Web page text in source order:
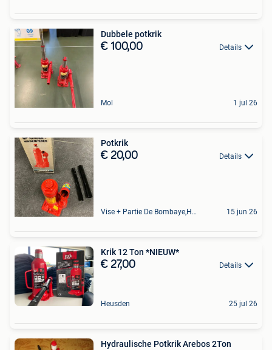
Dubbele potkrik
€ 100,00 Details
Mol 1 jul 26
Potkrik
€ 20,00 Details
Vise + Partie De Bombaye,Hac- Court, Hermalle-Ss-Argenteau 15 jun 26
Krik 12 Ton *NIEUW*
€ 27,00 Details
Heusden 25 jul 26
Hydraulische Potkrik Arebos 2Ton